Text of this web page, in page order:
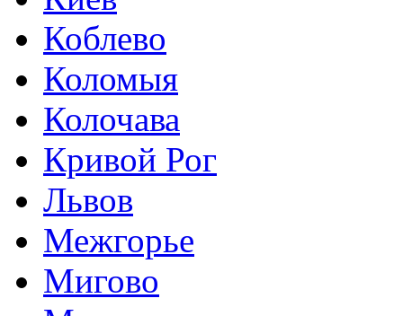
Коблево
Коломыя
Колочава
Кривой Рог
Львов
Межгорье
Мигово